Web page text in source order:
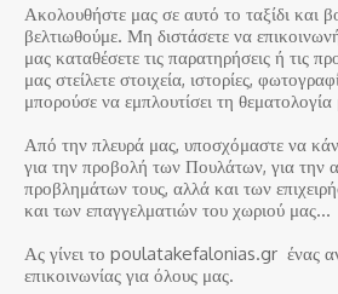
Ακολουθήστε μας σε αυτό το ταξίδι και
βελτιωθούμε. Μη διστάσετε να
μας καταθέσετε τις παρατηρήσεις ή τις
μας στείλετε στοιχεία, ιστορίες,
μπορούσε να εμπλουτίσει τη
Από την πλευρά μας, υποσχόμαστε να
για την προβολή των Πουλάτων, για την
προβλημάτων τους, αλλά και των
και των επαγγελματιών του χωριού μας…
Ας γίνει το poulatakefalonias.gr ένας
επικοινωνίας για όλους μας.